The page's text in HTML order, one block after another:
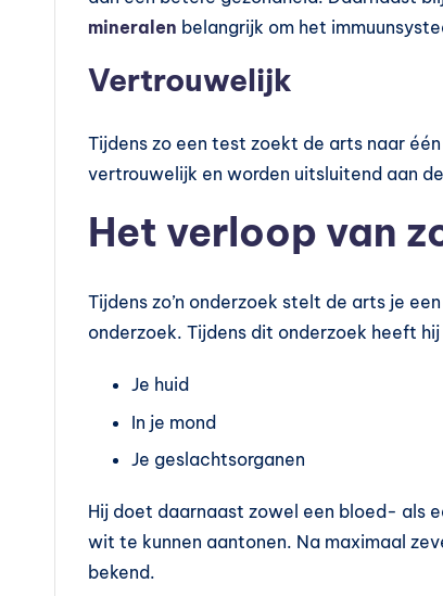
mineralen belangrijk om het
Vertrouwelijk
Tijdens zo een test zoekt de arts naar
vertrouwelijk en worden uitsluitend aan
Het verloop van
Tijdens zo’n onderzoek stelt de arts je
onderzoek. Tijdens dit onderzoek heeft
Je huid
In je mond
Je geslachtsorganen
Hij doet daarnaast zowel een bloed- als
wit te kunnen aantonen. Na maximaal
bekend.